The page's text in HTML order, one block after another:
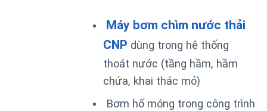
Máy bơm chìm nước thải
CNP dùng trong hệ thống
thoát nước (tầng hầm, hầm
chứa, khai thác mỏ)
Bơm hố móng trong công trình